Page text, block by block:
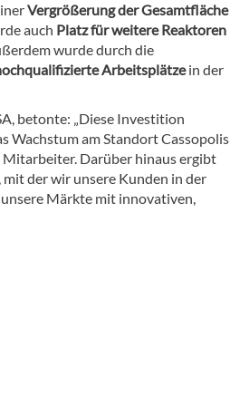
Vergrößerung der Gesamtfläche
auch Platz für weitere Reaktoren
wurde durch die
Arbeitsplätzein der
betonte: „Diese Investition
Wachstum am Standort Cassopolis
Darüber hinaus ergibt
der wir unsere Kunden in der
Märkte mit innovativen,